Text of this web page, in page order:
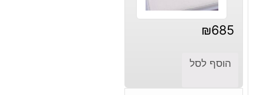
₪685
הוסף לסל